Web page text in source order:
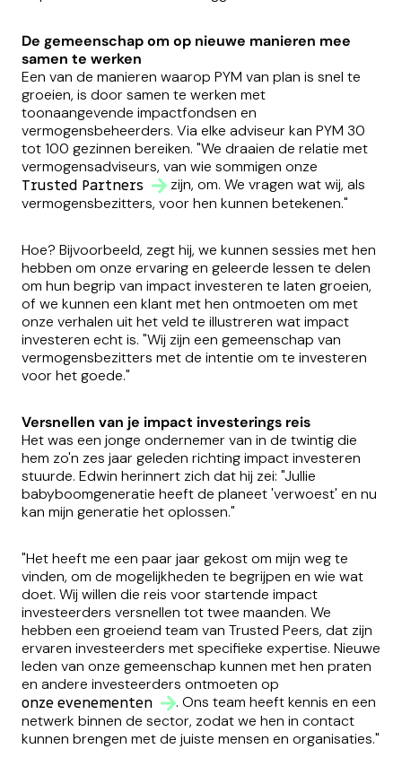
De gemeenschap om op nieuwe manieren mee
samen te werken
Een van de manieren waarop PYM van plan is snel te
groeien, is door samen te werken met
toonaangevende impactfondsen en
vermogensbeheerders. Via elke adviseur kan PYM 30
tot 100 gezinnen bereiken. "We draaien de relatie met
vermogensadviseurs, van wie sommigen onze
Trusted Partners
zijn, om. We vragen wat wij, als
vermogensbezitters, voor hen kunnen betekenen."
Hoe? Bijvoorbeeld, zegt hij, we kunnen sessies met hen
hebben om onze ervaring en geleerde lessen te delen
om hun begrip van impact investeren te laten groeien,
of we kunnen een klant met hen ontmoeten om met
onze verhalen uit het veld te illustreren wat impact
investeren echt is. "Wij zijn een gemeenschap van
vermogensbezitters met de intentie om te investeren
voor het goede."
Versnellen van je impact investerings reis
Het was een jonge ondernemer van in de twintig die
hem zo'n zes jaar geleden richting impact investeren
stuurde. Edwin herinnert zich dat hij zei: "Jullie
babyboomgeneratie heeft de planeet 'verwoest' en nu
kan mijn generatie het oplossen."
"Het heeft me een paar jaar gekost om mijn weg te
vinden, om de mogelijkheden te begrijpen en wie wat
doet. Wij willen die reis voor startende impact
investeerders versnellen tot twee maanden. We
hebben een groeiend team van Trusted Peers, dat zijn
ervaren investeerders met specifieke expertise. Nieuwe
leden van onze gemeenschap kunnen met hen praten
en andere investeerders ontmoeten op
onze evenementen
. Ons team heeft kennis en een
netwerk binnen de sector, zodat we hen in contact
kunnen brengen met de juiste mensen en organisaties."